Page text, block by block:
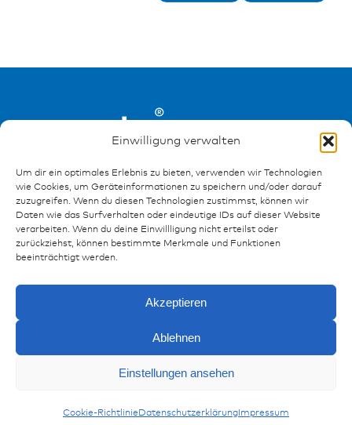
Einwilligung verwalten
Um dir ein optimales Erlebnis zu bieten, verwenden wir Technologien
wie Cookies, um Geräteinformationen zu speichern und/oder darauf
zuzugreifen. Wenn du diesen Technologien zustimmst, können wir
Daten wie das Surfverhalten oder eindeutige IDs auf dieser Website
verarbeiten. Wenn du deine Einwillligung nicht erteilst oder
zurückziehst, können bestimmte Merkmale und Funktionen
beeinträchtigt werden.
Akzeptieren
Ablehnen
Einstellungen ansehen
Cookie-Richtlinie Datenschutzerklärung Impressum
Schalterwippen
Ressourcen
Publikationen
Downloads
Datenschutz